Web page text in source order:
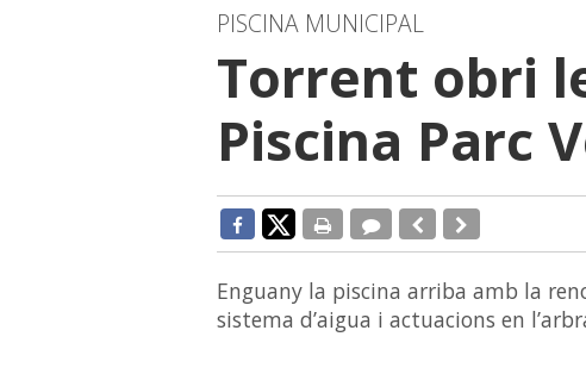
PISCINA MUNICIPAL
Torrent obri
Piscina Parc
Enguany la piscina arriba amb la
sistema d’aigua i actuacions en